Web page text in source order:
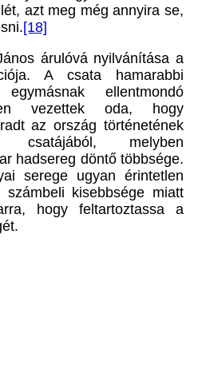
azt meg még annyira se,
[18]
nyilvánítása a
A csata hamarabbi
ellentmondó
vezettek oda, hogy
az ország történetének
csatájából, melyben
hadsereg döntő többsége.
serege ugyan érintetlen
kisebbsége miatt
hogy feltartoztassa a